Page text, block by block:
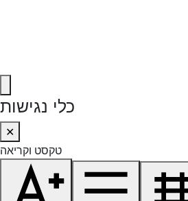
כלי נגישות
✕
טקסט וקריאה